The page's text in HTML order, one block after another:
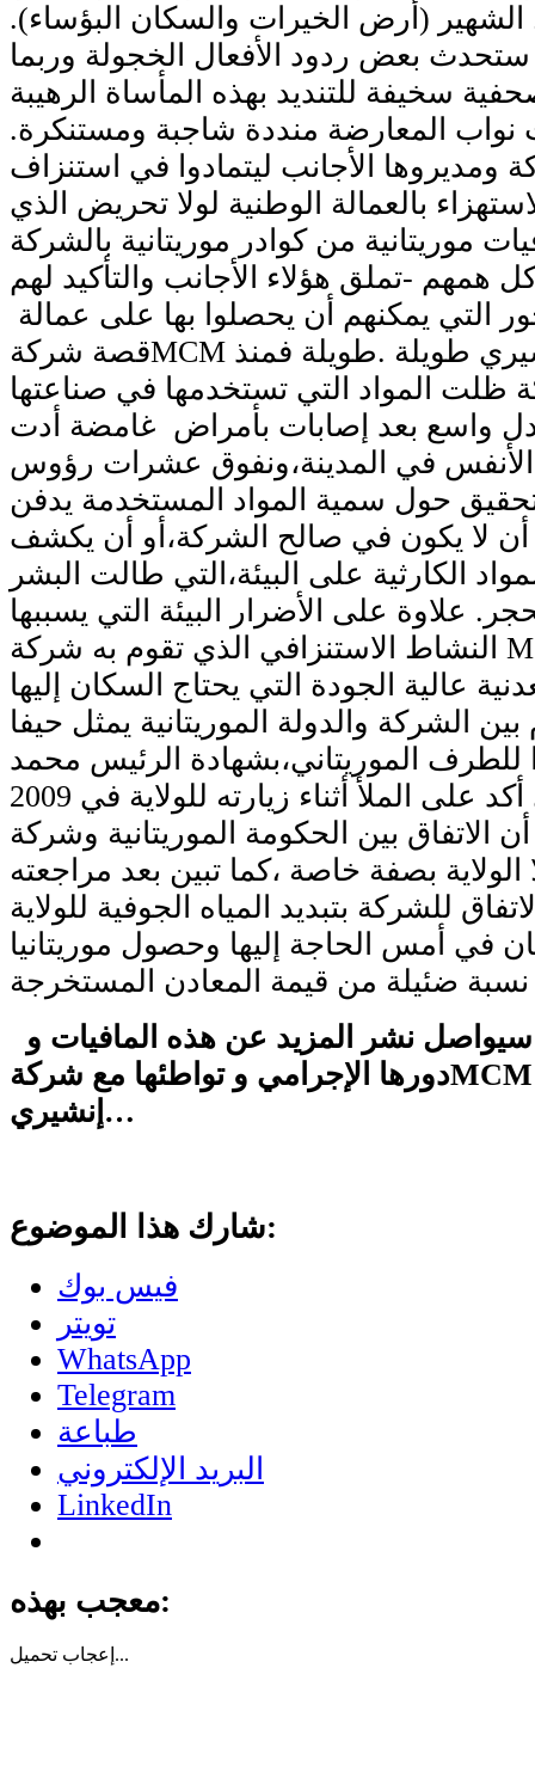
(أرض الخيرات والسكان البؤساء).
ستحدث بعض ردود الأفعال الخجولة وربما
سخيفة للتنديد بهذه المأساة الرهيبة
نواب المعارضة منددة شاجبة ومستنكرة.
ومديروها الأجانب ليتمادوا في استنزاف
بالعمالة الوطنية لولا تحريض الذي
موريتانية من كوادر موريتانية بالشركة
همهم -تملق هؤلاء الأجانب والتأكيد لهم
التي يمكنهم أن يحصلوا بها على عمالة
قصة شركةMCM مع سكان ولاية إينشيري طويلة .طويلة فمنذ
ظلت المواد التي تستخدمها في صناعتها
واسع بعد إصابات بأمراض غامضة أدت
الأنفس في المدينة،ونفوق عشرات رؤوس
حول سمية المواد المستخدمة يدفن
لا يكون في صالح الشركة،أو أن يكشف
الكارثية على البيئة،التي طالت البشر
علاوة على الأضرار البيئة التي يسببها
النشاط الاستنزافي الذي تقوم به شركة MCM في ولاية
عالية الجودة التي يحتاج السكان إليها
الشركة والدولة الموريتانية يمثل حيفا
للطرف الموريتاني،بشهادة الرئيس محمد
ولد عبد العزيز الذي أكد على الملأ أثناء زيارته للولاية في 2009
أن الاتفاق بين الحكومة الموريتانية وشركة MCM لا يخدم
الولاية بصفة خاصة ،كما تبين بعد مراجعته
للشركة بتبديد المياه الجوفية للولاية
في أمس الحاجة إليها وحصول موريتانيا
دورها الإجرامي و تواطئها مع شركةMCM
إنشيري…
شارك هذا الموضوع:
فيس بوك
تويتر
WhatsApp
Telegram
طباعة
البريد الإلكتروني
LinkedIn
معجب بهذه:
إعجاب تحميل...